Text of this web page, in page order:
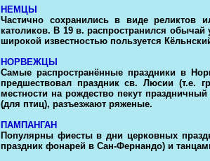
НЕМЦЫ
Частично сохранились в виде реликтов
католиков. В 19 в. распространился
широкой известностью пользуется
НОРВЕЖЦЫ
Самые распространённые праздники в
предшествовал праздник св. Люсии (т.е.
местности на рождество пекут
(для птиц), разъезжают ряженые.
ПАМПАНГАН
Популярны фиесты в дни церковных
праздник фонарей в Сан-Фернандо) и